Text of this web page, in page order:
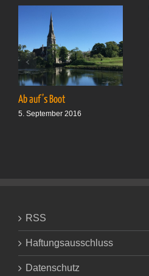
Ab auf’s Boot
5. September 2016
RSS
Haftungsausschluss
Datenschutz